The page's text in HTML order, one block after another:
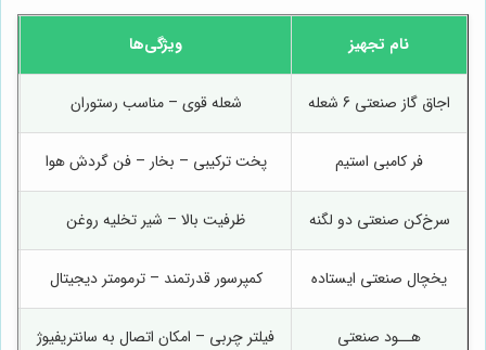
نام تجهیز ویژگی‌ها
اجاق گاز صنعتی 6 شعله شعله قوی – مناسب رستوران
فر کامبی استیم پخت ترکیبی – بخار – فن گردش هوا
سرخ‌کن صنعتی دو لگنه ظرفیت بالا – شیر تخلیه روغن
یخچال صنعتی ایستاده کمپرسور قدرتمند – ترمومتر دیجیتال
هــود صنعتی فیلتر چربی – امکان اتصال به سانتریفیوژ